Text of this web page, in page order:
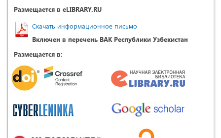
Размещается в eLIBRARY.RU
Скачать информационное письмо
Включен в перечень ВАК Республики Узбекистан
Размещается в: